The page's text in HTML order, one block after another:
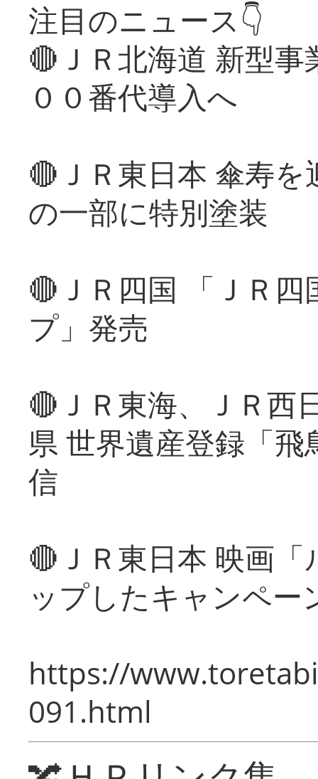
注目のニュース👇
🔴ＪＲ北海道 新型
００番代導入へ
🔴ＪＲ東日本 傘寿
の一部に特別塗装
🔴ＪＲ四国 「ＪＲ
プ」発売
🔴ＪＲ東海、ＪＲ西
県 世界遺産登録「
信
🔴ＪＲ東日本 映画
ップしたキャンペー
https://
091.html